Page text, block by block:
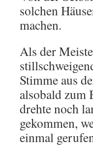
solchen
machen.
Als der
Stimme aus
alsobald zum
drehte noch
gekommen,
einmal